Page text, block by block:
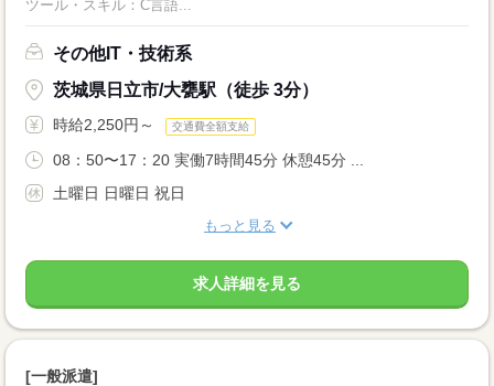
ツール・スキル：C言語...
その他IT・技術系
茨城県日立市/大甕駅（徒歩 3分）
時給2,250円～ 交通費全額支給
08：50〜17：20 実働7時間45分 休憩45分 ...
土曜日 日曜日 祝日
もっと見る
求人詳細を見る
[一般派遣]